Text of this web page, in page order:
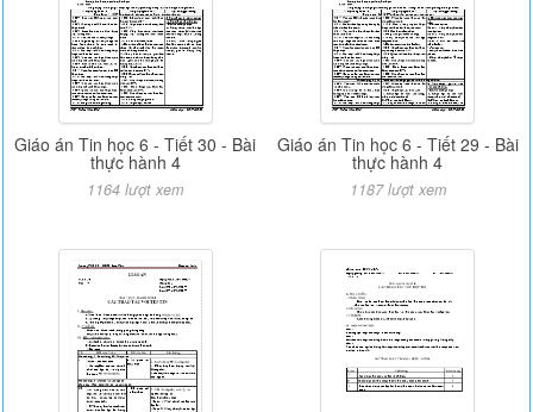
Giáo án Tin học 6 - Tiết 30 - Bài
thực hành 4
1164 lượt xem
Giáo án Tin học 6 - Tiết 29 - Bài
thực hành 4
1187 lượt xem